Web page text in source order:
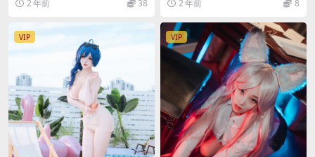
2 年前 38
(... 2 年前 8
VIP VIP